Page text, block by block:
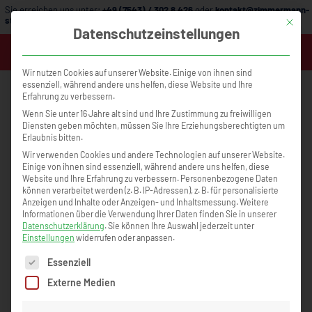
MENÜ
Sie erreichen uns unter:+49 (7543) / 302 8 426oderkontakt@zimmermann-
strategie.de
Hausbau-
Unternehmertraining
Vom Selbständigen zum Unternehmer
Dieses Training ist ein Muss für jeden
Mit
Datenschutzeinstellungen
Wir nutzen Cookies auf unserer Website. Einige von ihnen sind
essenziell, während andere uns helfen, diese Website und Ihre
Erfahrung zu verbessern.
Wenn Sie unter 16 Jahre alt sind und Ihre Zustimmung zu freiwilligen
Diensten geben möchten, müssen Sie Ihre Erziehungsberechtigten um
Erlaubnis bitten.
Wir verwenden Cookies und andere Technologien auf unserer Website.
Einige von ihnen sind essenziell, während andere uns helfen, diese
Website und Ihre Erfahrung zu verbessern. Personenbezogene Daten
können verarbeitet werden (z. B. IP-Adressen), z. B. für personalisierte
Anzeigen und Inhalte oder Anzeigen- und Inhaltsmessung.Weitere
Informationen über die Verwendung Ihrer Daten finden Sie in unserer
Datenschutzerklärung.Sie können Ihre Auswahl jederzeit unter
Einstellungen widerrufen oder anpassen.
Es folgt eine Liste der Service-Gruppen, für die eine
Essenziell
Externe Medien